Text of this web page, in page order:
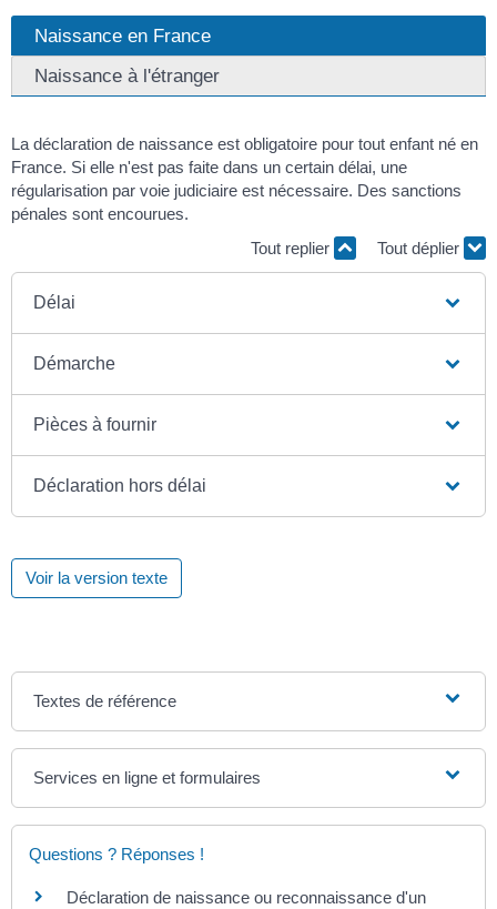
Naissance en France
Naissance à l'étranger
La déclaration de naissance est obligatoire pour tout enfant né en
France. Si elle n'est pas faite dans un certain délai, une
régularisation par voie judiciaire est nécessaire. Des sanctions
pénales sont encourues.
Tout replier
Tout déplier
Délai
Démarche
Pièces à fournir
Déclaration hors délai
Voir la version texte
Textes de référence
Services en ligne et formulaires
Questions ? Réponses !
Déclaration de naissance ou reconnaissance d'un